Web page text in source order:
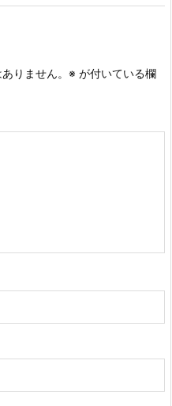
りません。 ※ が付いている欄